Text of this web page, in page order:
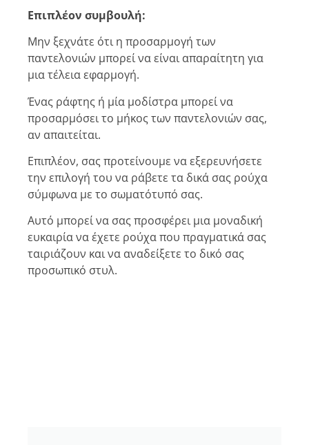
Επιπλέον συμβουλή:
Μην ξεχνάτε ότι η προσαρμογή των
παντελονιών μπορεί να είναι απαραίτητη για
μια τέλεια εφαρμογή.
Ένας ράφτης ή μία μοδίστρα μπορεί να
προσαρμόσει το μήκος των παντελονιών σας,
αν απαιτείται.
Επιπλέον, σας προτείνουμε να εξερευνήσετε
την επιλογή του να ράβετε τα δικά σας ρούχα
σύμφωνα με το σωματότυπό σας.
Αυτό μπορεί να σας προσφέρει μια μοναδική
ευκαιρία να έχετε ρούχα που πραγματικά σας
ταιριάζουν και να αναδείξετε το δικό σας
προσωπικό στυλ.